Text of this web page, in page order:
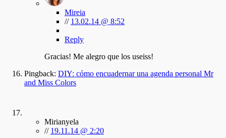
Mireia
// 13.02.14 @ 8:52
Reply
Gracias! Me alegro que los useiss!
Pingback: DIY: cómo encuadernar una agenda personal Mr
and Miss Colors
Mirianyela
// 19.11.14 @ 2:20